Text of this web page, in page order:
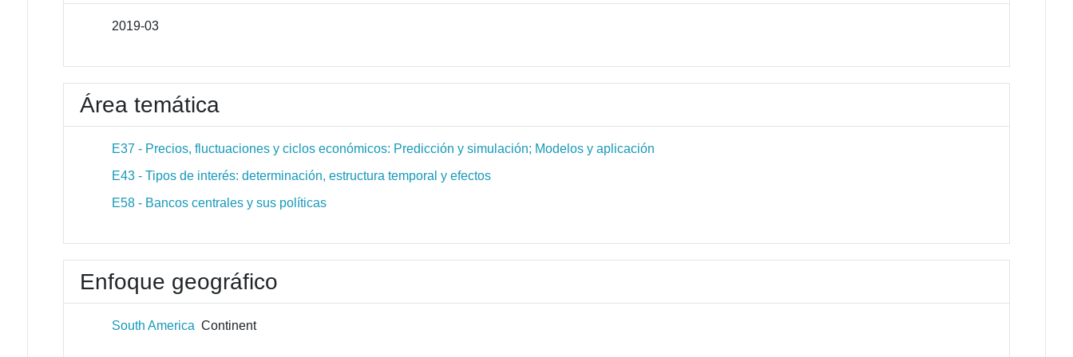
2019-03
Área temática
E37 - Precios, fluctuaciones y ciclos económicos: Predicción y simulación; Modelos y aplicación
E43 - Tipos de interés: determinación, estructura temporal y efectos
E58 - Bancos centrales y sus políticas
Enfoque geográfico
South America Continent